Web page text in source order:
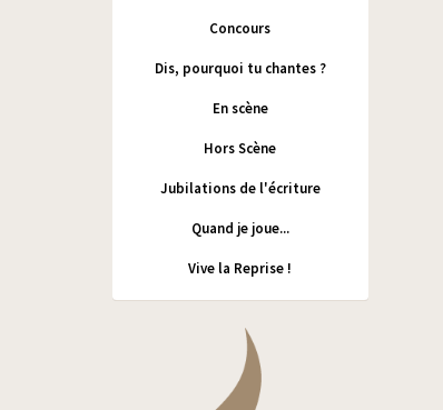
Concours
Dis, pourquoi tu chantes ?
En scène
Hors Scène
Jubilations de l'écriture
Quand je joue...
Vive la Reprise !